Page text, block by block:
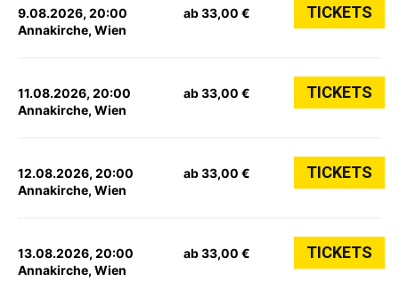
9.08.2026, 20:00
Annakirche, Wien
ab 33,00 € TICKETS
11.08.2026, 20:00
Annakirche, Wien
ab 33,00 € TICKETS
12.08.2026, 20:00
Annakirche, Wien
ab 33,00 € TICKETS
13.08.2026, 20:00
Annakirche, Wien
ab 33,00 € TICKETS